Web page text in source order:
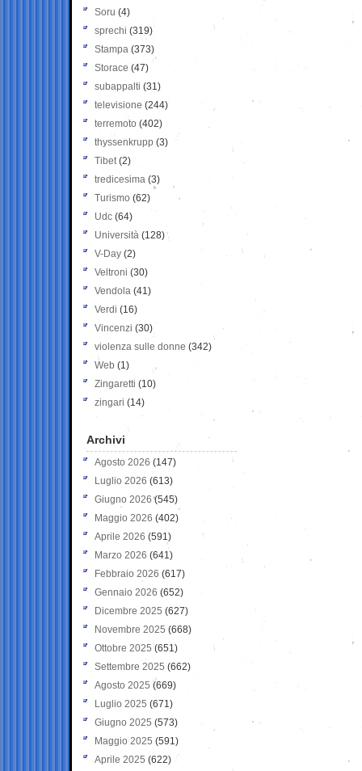
Soru (4)
sprechi (319)
Stampa (373)
Storace (47)
subappalti (31)
televisione(244)
terremoto (402)
thyssenkrupp (3)
Tibet(2)
tredicesima (3)
Turismo (62)
Udc (64)
Università (128)
V-Day (2)
Veltroni (30)
Vendola (41)
Verdi (16)
Vincenzi (30)
violenza sulle donne (342)
Web (1)
Zingaretti (10)
zingari (14)
Archivi
Agosto 2026 (147)
Luglio 2026 (613)
Giugno 2026 (545)
Maggio 2026 (402)
Aprile 2026 (591)
Marzo 2026 (641)
Febbraio 2026 (617)
Gennaio 2026 (652)
Dicembre 2025 (627)
Novembre 2025 (668)
Ottobre 2025 (651)
Settembre 2025 (662)
Agosto 2025 (669)
Luglio 2025 (671)
Giugno 2025 (573)
Maggio 2025 (591)
Aprile 2025 (622)